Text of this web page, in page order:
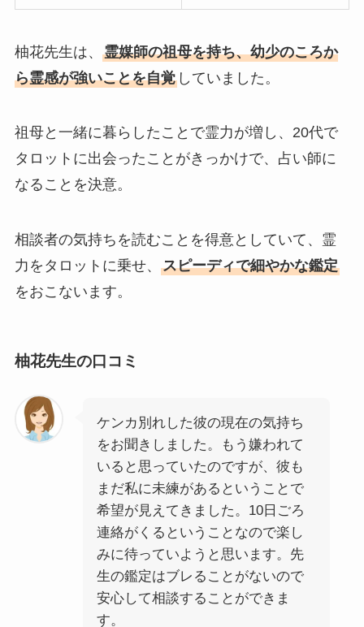
柚花先生は、 霊媒師の祖母を持ち、幼少のころか
ら霊感が強いことを自覚していました。
祖母と一緒に暮らしたことで霊力が増し、20代で
タロットに出会ったことがきっかけで、占い師に
なることを決意。
相談者の気持ちを読むことを得意としていて、霊
力をタロットに乗せ、 スピーディで細やかな鑑定
をおこないます。
柚花先生の口コミ
ケンカ別れした彼の現在の気持ち
をお聞きしました。もう嫌われて
いると思っていたのですが、彼も
まだ私に未練があるということで
希望が見えてきました。10日ごろ
連絡がくるということなので楽し
みに待っていようと思います。先
生の鑑定はブレることがないので
安心して相談することができま
す。